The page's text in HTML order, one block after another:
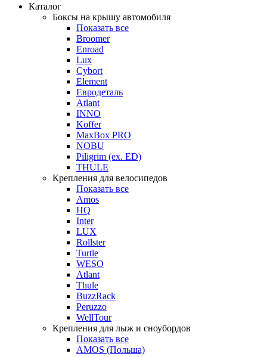
Каталог
Боксы на крышу автомобиля
Показать все
Broomer
Enroad
Lux
Cybort
Element
Евродеталь
Atlant
INNO
Koffer
MaxBox PRO
NOBU
Piligrim (ex. ED)
THULE
Крепления для велосипедов
Показать все
Amos
HQ
Inter
LUX
Rollster
Turtle
WESO
Atlant
Thule
BuzzRack
Peruzzo
WellTour
Крепления для лыж и сноубордов
Показать все
AMOS (Польша)